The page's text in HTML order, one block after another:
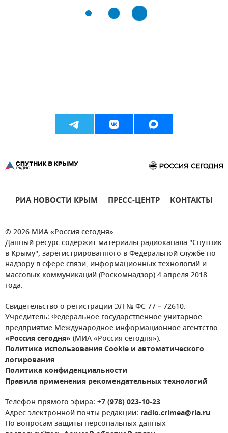
РИА НОВОСТИ КРЫМ ПРЕСС-ЦЕНТР КОНТАКТЫ
© 2026 МИА «Россия сегодня»
Данный ресурс содержит материалы радиоканала "Спутник
в Крыму", зарегистрированного в Федеральной службе по
надзору в сфере связи, информационных технологий и
массовых коммуникаций (Роскомнадзор) 4 апреля 2018
года.
Свидетельство о регистрации ЭЛ № ФС 77 – 72610.
Учредитель: Федеральное государственное унитарное
предприятие Международное информационное агентство
«Россия сегодня» (МИА «Россия сегодня»).
Политика использования Cookie и автоматического
логирования
Политика конфиденциальности
Правила применения рекомендательных технологий
Телефон прямого эфира: +7 (978) 023-10-23
Адрес электронной почты редакции: radio.crimea@ria.ru
По вопросам защиты персональных данных